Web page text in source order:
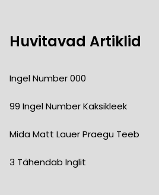
Huvitavad Artiklid
Ingel Number 000
99 Ingel Number Kaksikleek
Mida Matt Lauer Praegu Teeb
3 Tähendab Inglit